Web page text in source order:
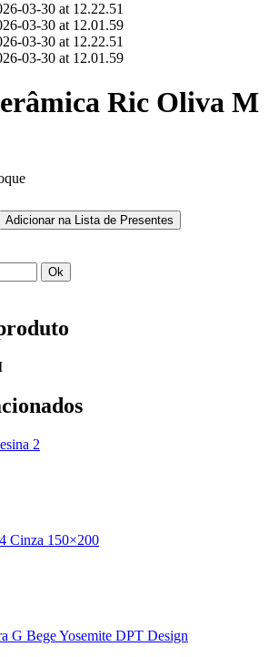
Ric Oliva M
Adicionar na Lista de Presentes
Ok
2
Cinza 150×200
G Bege Yosemite DPT Design